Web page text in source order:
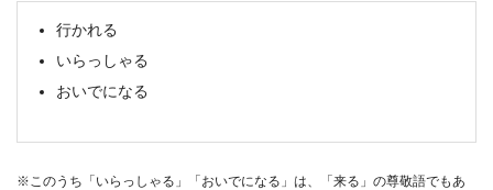
行かれる
いらっしゃる
おいでになる
※このうち「いらっしゃる」「おいでになる」は、「来る」の尊敬語でもあ